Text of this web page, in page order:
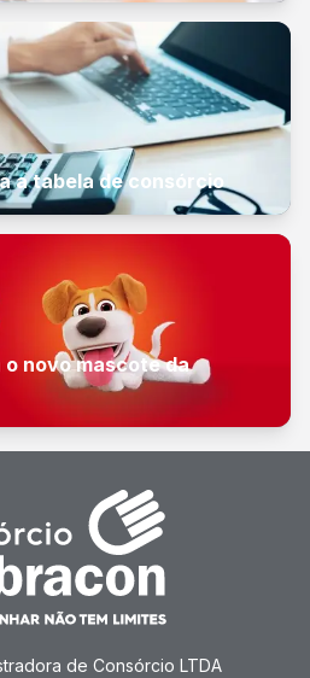
a tabela de consórcio
novo mascote da
de Consórcio LTDA